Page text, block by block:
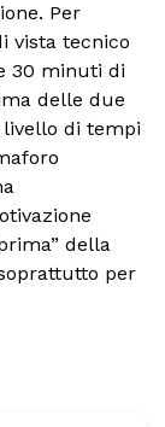
Per
vista tecnico
30 minuti di
delle due
di tempi
della
per